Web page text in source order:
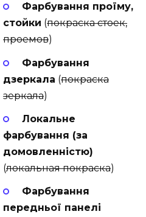
Фарбування проїму,
стойки (покраска стоек,
проемов)
Фарбування
дзеркала (покраска
зеркала)
Локальне
фарбування (за
домовленністю)
(локальная покраска)
Фарбування
передньої панелі